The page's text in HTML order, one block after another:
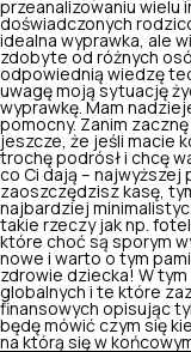
przeanalizowaniu wielu
doświadczonych
idealna wyprawka, ale
zdobyte od różnych
odpowiednią wiedzę
uwagę moją sytuację
wyprawkę. Mam
pomocny. Zanim
jeszcze, że jeśli macie
trochę podrósł i chcę
co Ci dają – najwyższej
zaoszczędzisz kasę,
najbardziej
takie rzeczy jak np.
które choć są sporym
nowe i warto o tym
zdrowie dziecka! W
globalnych i te które
finansowych opisując
będę mówić czym się
na którą się w